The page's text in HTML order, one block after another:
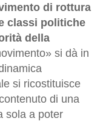
di rottura
classi politiche
della
si dà in
si ricostituisce
di una
sola a poter